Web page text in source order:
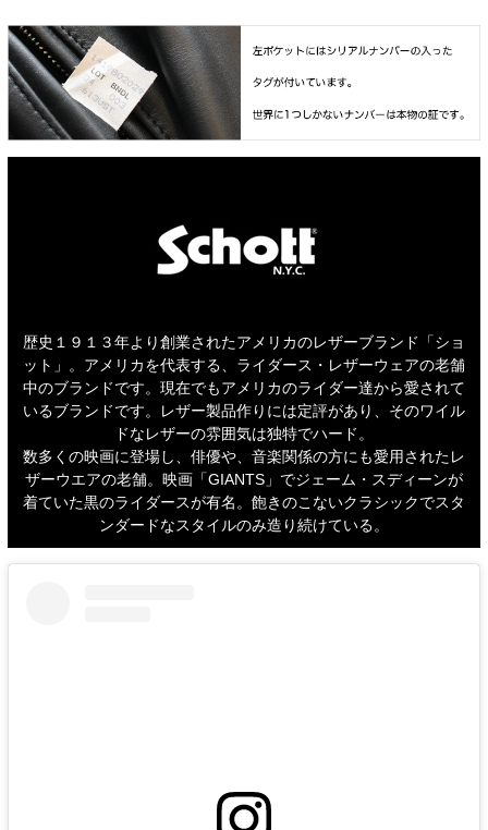
歴史１９１３年より創業されたアメリカのレザーブランド「ショ
ット」。アメリカを代表する、ライダース・レザーウェアの老舗
中のブランドです。現在でもアメリカのライダー達から愛されて
いるブランドです。レザー製品作りには定評があり、そのワイル
ドなレザーの雰囲気は独特でハード。
数多くの映画に登場し、俳優や、音楽関係の方にも愛用されたレ
ザーウエアの老舗。映画「GIANTS」でジェーム・スディーンが
着ていた黒のライダースが有名。飽きのこないクラシックでスタ
ンダードなスタイルのみ造り続けている。